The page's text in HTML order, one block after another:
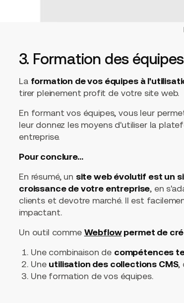
3. Formation des
La formation de vos équipes à
tirer pleinement profit de votre site web.
En formant vos équipes, vous leur
leur donnez les moyens d'utiliser la
entreprise.
Pour conclure...
En résumé, un site web évolutif est un
croissance de votre entreprise, en
clients et devotre marché. Il est
impactant.
Un outil comme Webflowpermet de
Une combinaison de compétences
Une utilisation des collections CMS,
Une formation de vos équipes.